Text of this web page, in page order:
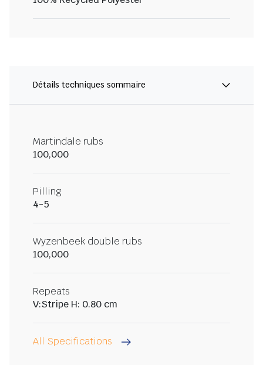
Détails techniques sommaire
Martindale rubs
100,000
Pilling
4-5
Wyzenbeek double rubs
100,000
Repeats
V:Stripe H: 0.80 cm
All Specifications